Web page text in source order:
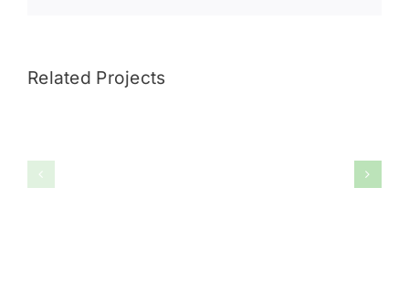
Related Projects